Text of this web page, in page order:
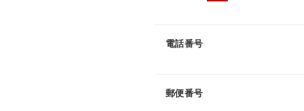
電話番号
郵便番号